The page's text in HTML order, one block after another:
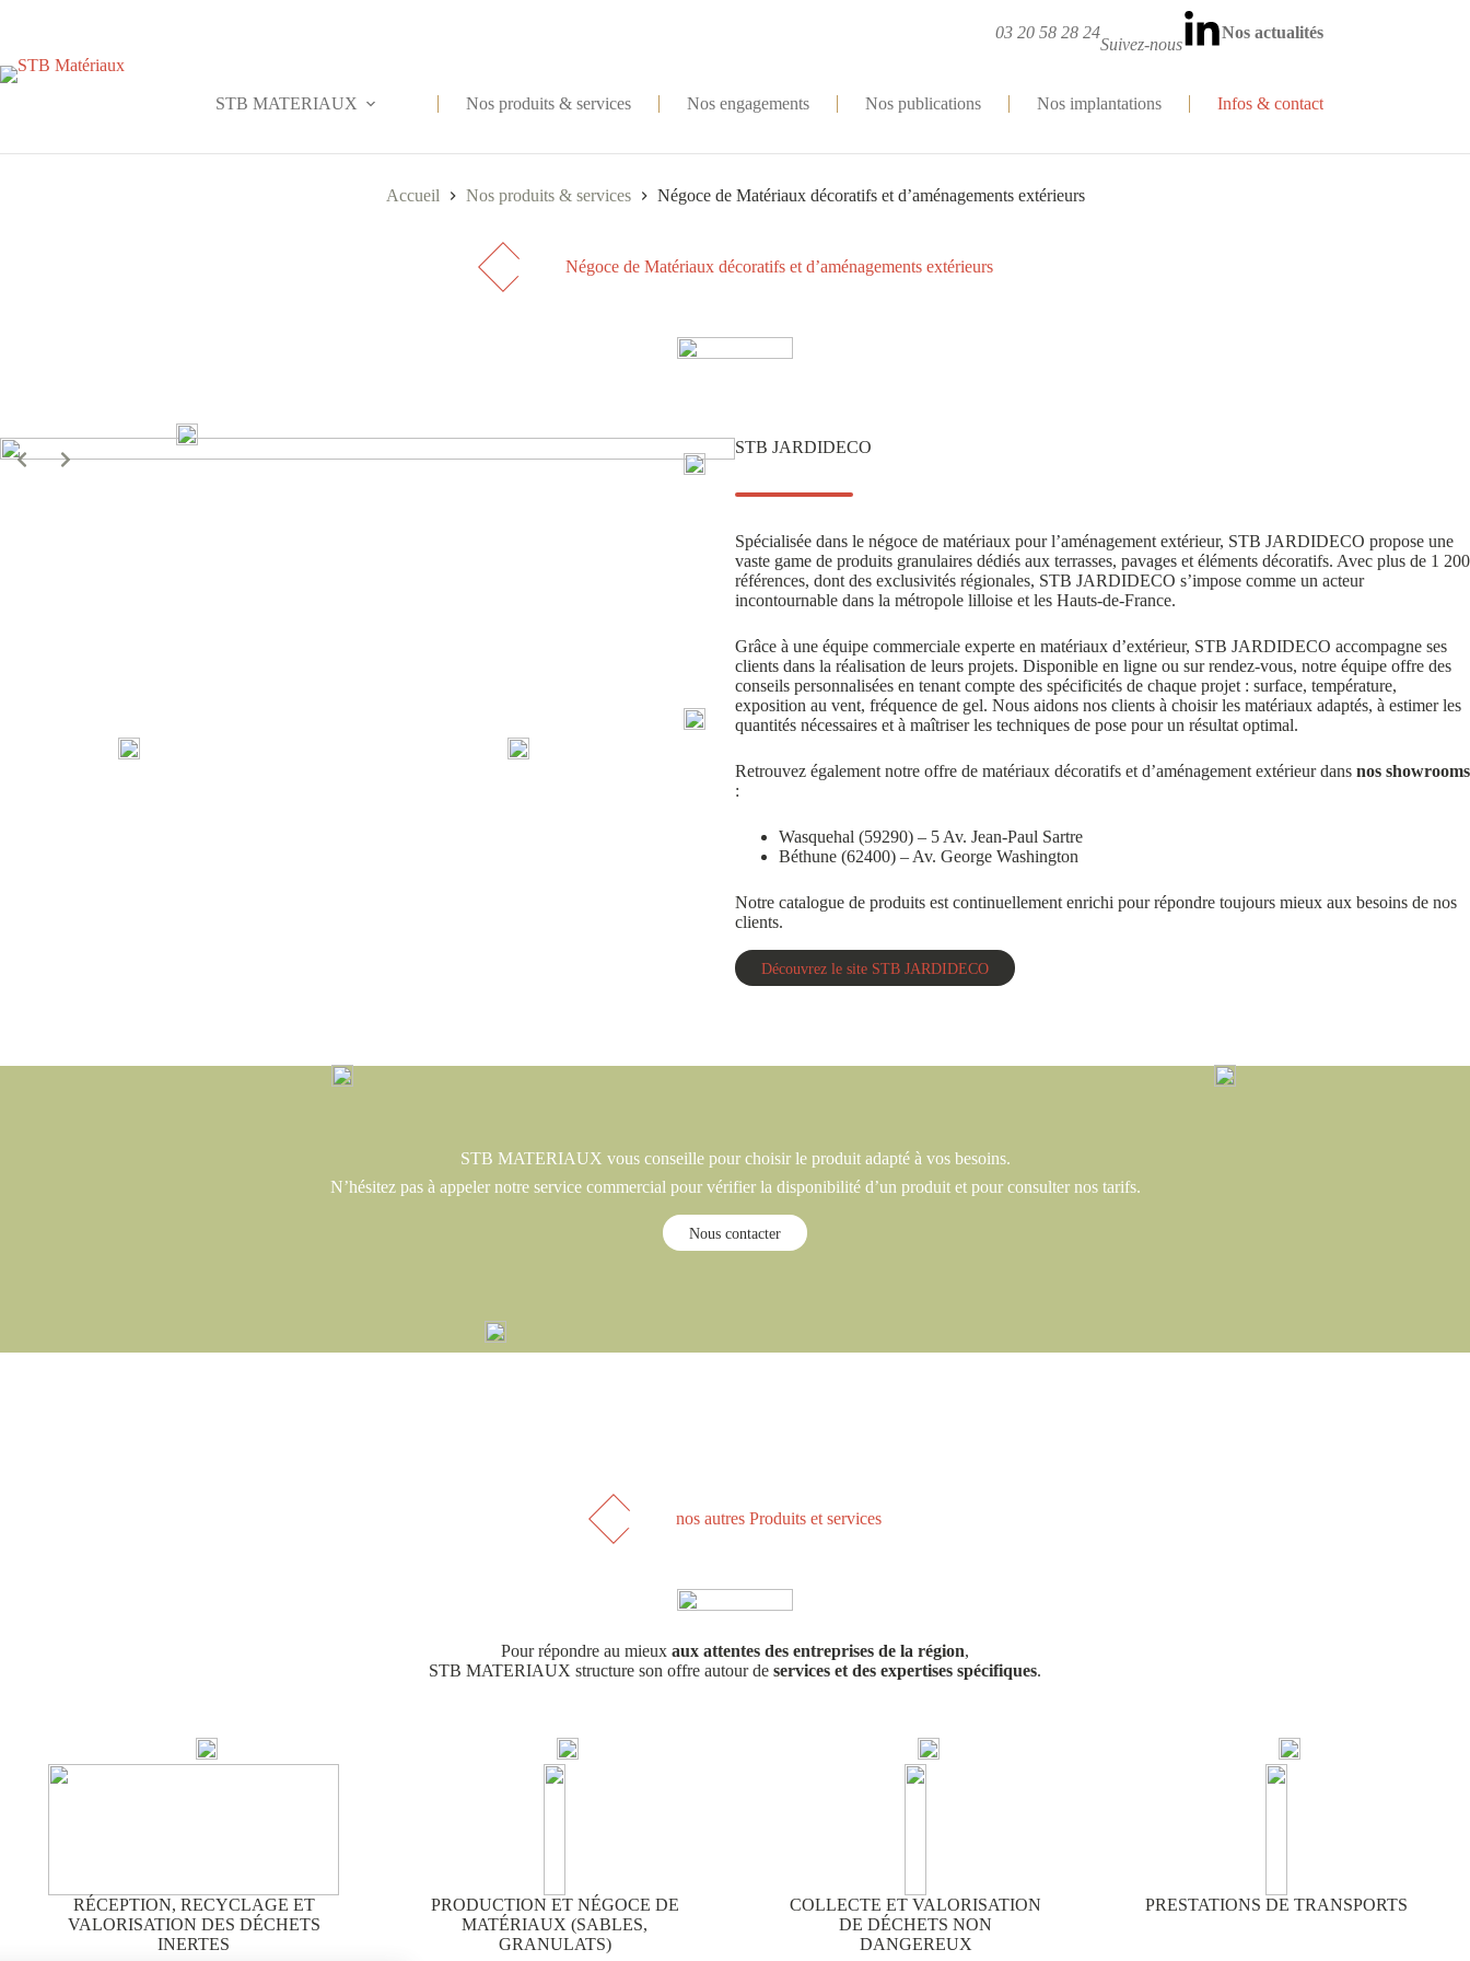
03 20 58 28 24
Suivez-nous
Nos actualités
STB MATERIAUX Nos produits & services Nos engagements Nos publications Nos implantations Infos & contact
Accueil Nos produits & services Négoce de Matériaux décoratifs et d’aménagements extérieurs
Négoce de Matériaux décoratifs et d’aménagements extérieurs
STB JARDIDECO
Spécialisée dans le négoce de matériaux pour l’aménagement extérieur, STB JARDIDECO propose une
vaste game de produits granulaires dédiés aux terrasses, pavages et éléments décoratifs. Avec plus de 1 200
références, dont des exclusivités régionales, STB JARDIDECO s’impose comme un acteur
incontournable dans la métropole lilloise et les Hauts-de-France.
Grâce à une équipe commerciale experte en matériaux d’extérieur, STB JARDIDECO accompagne ses
clients dans la réalisation de leurs projets. Disponible en ligne ou sur rendez-vous, notre équipe offre des
conseils personnalisées en tenant compte des spécificités de chaque projet : surface, température,
exposition au vent, fréquence de gel. Nous aidons nos clients à choisir les matériaux adaptés, à estimer les
quantités nécessaires et à maîtriser les techniques de pose pour un résultat optimal.
Retrouvez également notre offre de matériaux décoratifs et d’aménagement extérieur dans nos showrooms
:
Wasquehal (59290) – 5 Av. Jean-Paul Sartre
Béthune (62400) – Av. George Washington
Notre catalogue de produits est continuellement enrichi pour répondre toujours mieux aux besoins de nos
clients.
Découvrez le site STB JARDIDECO
STB MATERIAUX vous conseille pour choisir le produit adapté à vos besoins.
N’hésitez pas à appeler notre service commercial pour vérifier la disponibilité d’un produit et pour consulter nos tarifs.
Nous contacter
nos autres Produits et services
Pour répondre au mieux aux attentes des entreprises de la région,
STB MATERIAUX structure son offre autour de services et des expertises spécifiques.
RÉCEPTION, RECYCLAGE ET
VALORISATION DES DÉCHETS
INERTES
PRODUCTION ET NÉGOCE DE
MATÉRIAUX (SABLES,
GRANULATS)
COLLECTE ET VALORISATION
DE DÉCHETS NON
DANGEREUX
PRESTATIONS DE TRANSPORTS